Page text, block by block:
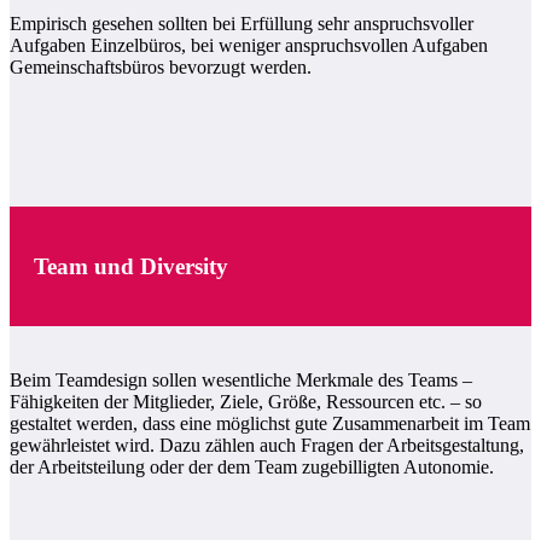
Empirisch gesehen sollten bei Erfüllung sehr anspruchsvoller
Aufgaben Einzelbüros, bei weniger anspruchsvollen Aufgaben
Gemeinschaftsbüros bevorzugt werden.
Team und Diversity
Beim Teamdesign sollen wesentliche Merkmale des Teams –
Fähigkeiten der Mitglieder, Ziele, Größe, Ressourcen etc. – so
gestaltet werden, dass eine möglichst gute Zusammenarbeit im Team
gewährleistet wird. Dazu zählen auch Fragen der Arbeitsgestaltung,
der Arbeitsteilung oder der dem Team zugebilligten Autonomie.